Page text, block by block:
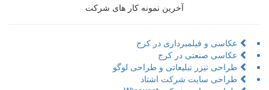
آخرین نمونه کار های شرکت
عکاسی و فیلمبرداری در کرج
عکاسی صنعتی در کرج
طراحی تیزر تبلیعاتی و طراحی لوگو
طراحی سایت شرکت اشتاد